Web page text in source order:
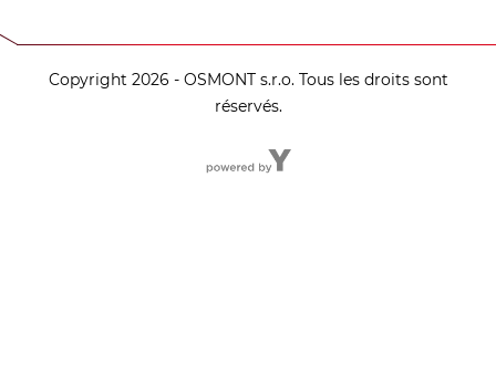
Copyright 2026 - OSMONT s.r.o. Tous les droits sont
réservés.